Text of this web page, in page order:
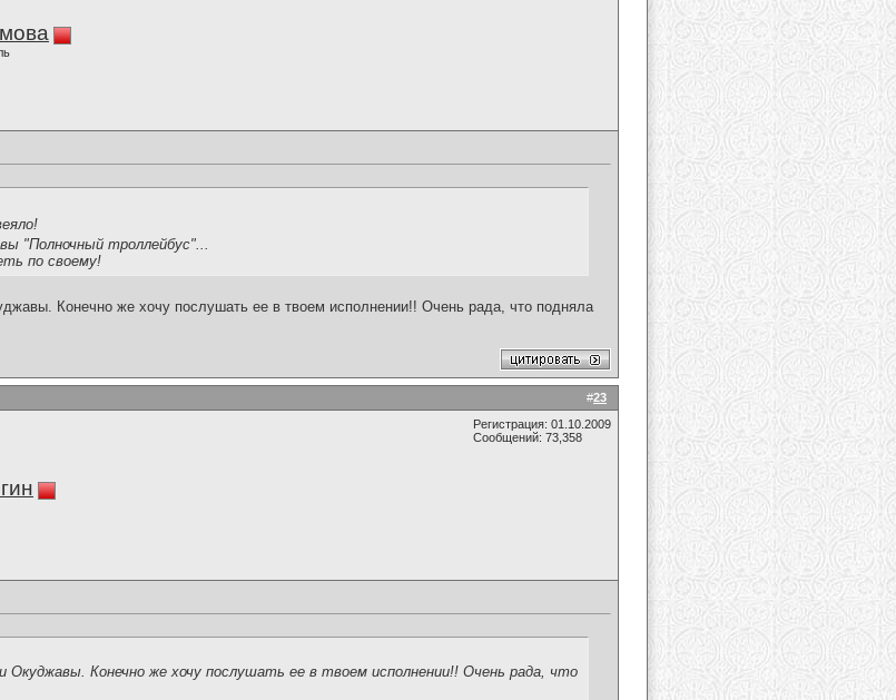
"Полночный троллейбус"...
по своему!
Конечно же хочу послушать ее в твоем исполнении!! Очень рада, что подняла
#23
Регистрация: 01.10.2009
Сообщений: 73,358
Окуджавы. Конечно же хочу послушать ее в твоем исполнении!! Очень рада, что